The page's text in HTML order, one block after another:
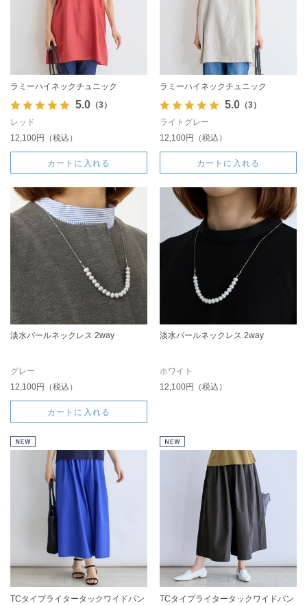
ラミーハイネックチュニック
5.0（3）
レッド
12,100円（税込）
カートに入れる
ラミーハイネックチュニック
5.0（3）
ライトグレー
12,100円（税込）
カートに入れる
淡水パールネックレス 2way
グレー
12,100円（税込）
カートに入れる
淡水パールネックレス 2way
ホワイト
12,100円（税込）
TCタイプライタータックワイドパン
TCタイプライタータックワイドパン